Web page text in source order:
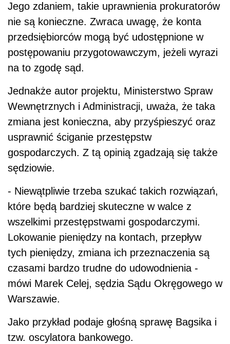
Jego zdaniem, takie uprawnienia prokuratorów
nie są konieczne. Zwraca uwagę, że konta
przedsiębiorców mogą być udostępnione w
postępowaniu przygotowawczym, jeżeli wyrazi
na to zgodę sąd.
Jednakże autor projektu, Ministerstwo Spraw
Wewnętrznych i Administracji, uważa, że taka
zmiana jest konieczna, aby przyśpieszyć oraz
usprawnić ściganie przestępstw
gospodarczych. Z tą opinią zgadzają się także
sędziowie.
- Niewątpliwie trzeba szukać takich rozwiązań,
które będą bardziej skuteczne w walce z
wszelkimi przestępstwami gospodarczymi.
Lokowanie pieniędzy na kontach, przepływ
tych pieniędzy, zmiana ich przeznaczenia są
czasami bardzo trudne do udowodnienia -
mówi Marek Celej, sędzia Sądu Okręgowego w
Warszawie.
Jako przykład podaje głośną sprawę Bagsika i
tzw. oscylatora bankowego.